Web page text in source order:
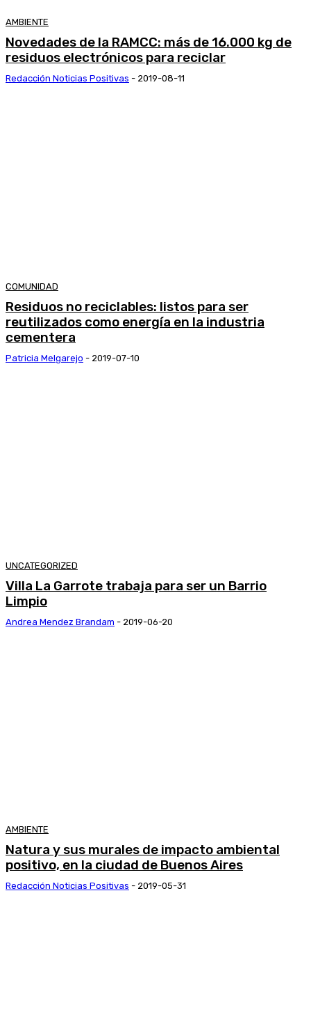
AMBIENTE
Novedades de la RAMCC: más de 16.000 kg de
residuos electrónicos para reciclar
Redacción Noticias Positivas - 2019-08-11
COMUNIDAD
Residuos no reciclables: listos para ser
reutilizados como energía en la industria
cementera
Patricia Melgarejo - 2019-07-10
UNCATEGORIZED
Villa La Garrote trabaja para ser un Barrio
Limpio
Andrea Mendez Brandam - 2019-06-20
AMBIENTE
Natura y sus murales de impacto ambiental
positivo, en la ciudad de Buenos Aires
Redacción Noticias Positivas - 2019-05-31